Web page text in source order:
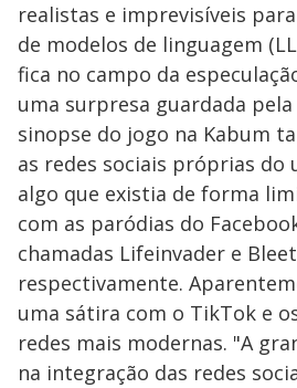
realistas e imprevisíveis para
de modelos de linguagem
fica no campo da
uma surpresa guardada pela
sinopse do jogo na Kabum
as redes sociais próprias do
algo que existia de forma
com as paródias do
chamadas Lifeinvader e
respectivamente.
uma sátira com o TikTok e
redes mais modernas. "A
na integração das redes